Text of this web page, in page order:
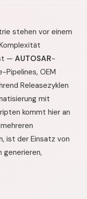
stehen vor einem
— AUTOSAR-
OEM
Releasezyklen
mit
kommt hier an
ist der Einsatz von
generieren,